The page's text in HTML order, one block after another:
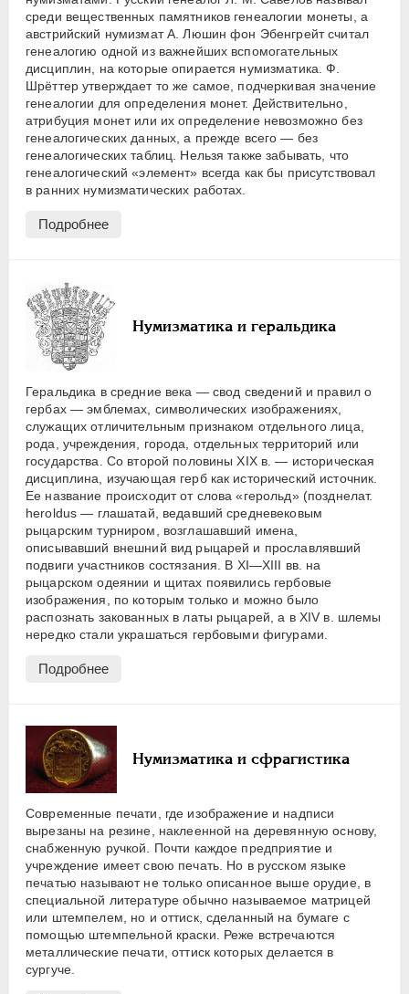
среди вещественных памятников генеалогии монеты, а
австрийский нумизмат А. Люшин фон Эбенгрейт считал
генеалогию одной из важнейших вспомогательных
дисциплин, на которые опирается нумизматика. Ф.
Шрёттер утверждает то же самое, подчеркивая значение
генеалогии для определения монет. Действительно,
атрибуция монет или их определение невозможно без
генеалогических данных, а прежде всего — без
генеалогических таблиц. Нельзя также забывать, что
генеалогический «элемент» всегда как бы присутствовал
в ранних нумизматических работах.
Подробнее
Нумизматика и геральдика
Геральдика в средние века — свод сведений и правил о
гербах — эмблемах, символических изображениях,
служащих отличительным признаком отдельного лица,
рода, учреждения, города, отдельных территорий или
государства. Со второй половины XIX в. — историческая
дисциплина, изучающая герб как исторический источник.
Ее название происходит от слова «герольд» (позднелат.
heroldus — глашатай, ведавший средневековым
рыцарским турниром, возглашавший имена,
описывавший внешний вид рыцарей и прославлявший
подвиги участников состязания. В XI—XIII вв. на
рыцарском одеянии и щитах появились гербовые
изображения, по которым только и можно было
распознать закованных в латы рыцарей, а в XIV в. шлемы
нередко стали украшаться гербовыми фигурами.
Подробнее
Нумизматика и сфрагистика
Современные печати, где изображение и надписи
вырезаны на резине, наклеенной на деревянную основу,
снабженную ручкой. Почти каждое предприятие и
учреждение имеет свою печать. Но в русском языке
печатью называют не только описанное выше орудие, в
специальной литературе обычно называемое матрицей
или штемпелем, но и оттиск, сделанный на бумаге с
помощью штемпельной краски. Реже встречаются
металлические печати, оттиск которых делается в
сургуче.